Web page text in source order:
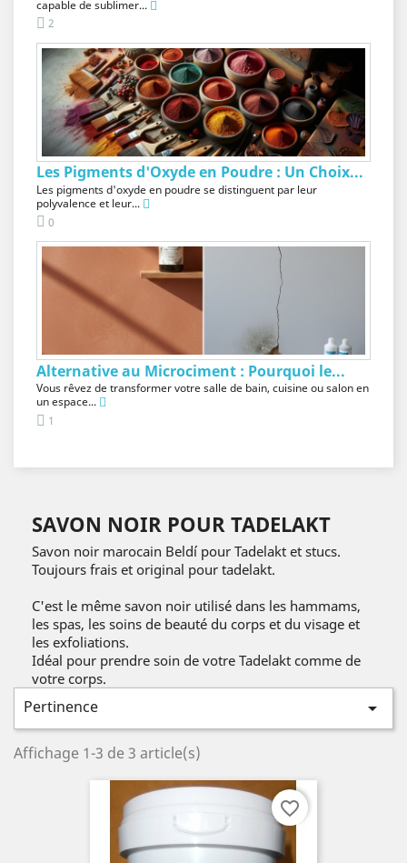
capable de sublimer...
2
Les Pigments d'Oxyde en Poudre : Un Choix...
Les pigments d'oxyde en poudre se distinguent par leur
polyvalence et leur...
0
Alternative au Microciment : Pourquoi le...
Vous rêvez de transformer votre salle de bain, cuisine ou salon en
un espace...
1
SAVON NOIR POUR TADELAKT
Savon noir marocain Beldí pour Tadelakt et stucs.
Toujours frais et original pour tadelakt.
C'est le même savon noir utilisé dans les hammams,
les spas, les soins de beauté du corps et du visage et
les exfoliations.
Idéal pour prendre soin de votre Tadelakt comme de
votre corps.
Pertinence 
Affichage 1-3 de 3 article(s)
favorite_border